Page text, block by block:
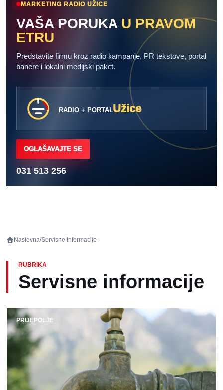
MARKETING RADIO UŽICE
VAŠA PORUKA U PRAVOM
ETRU
Predstavite firmu kroz radio kampanje, PR tekstove, portal
banere i lokalni medijski paket.
RADIO + PORTALUžice
OGLAŠAVAJTE SE
031 513 256
Naslovna/Servisne informacije
RUBRIKA
Servisne informacije
PRIJEPOLJE